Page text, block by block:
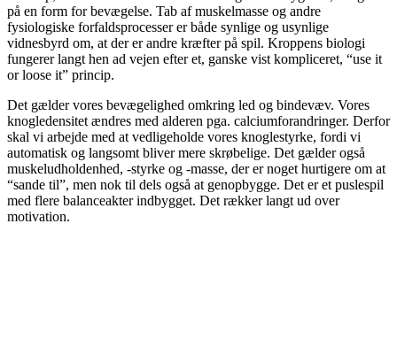
på en form for bevægelse. Tab af muskelmasse og andre
fysiologiske forfaldsprocesser er både synlige og usynlige
vidnesbyrd om, at der er andre kræfter på spil. Kroppens biologi
fungerer langt hen ad vejen efter et, ganske vist kompliceret, “use it
or loose it” princip.
Det gælder vores bevægelighed omkring led og bindevæv. Vores
knogledensitet ændres med alderen pga. calciumforandringer. Derfor
skal vi arbejde med at vedligeholde vores knoglestyrke, fordi vi
automatisk og langsomt bliver mere skrøbelige. Det gælder også
muskeludholdenhed, -styrke og -masse, der er noget hurtigere om at
“sande til”, men nok til dels også at genopbygge. Det er et puslespil
med flere balanceakter indbygget. Det rækker langt ud over
motivation.